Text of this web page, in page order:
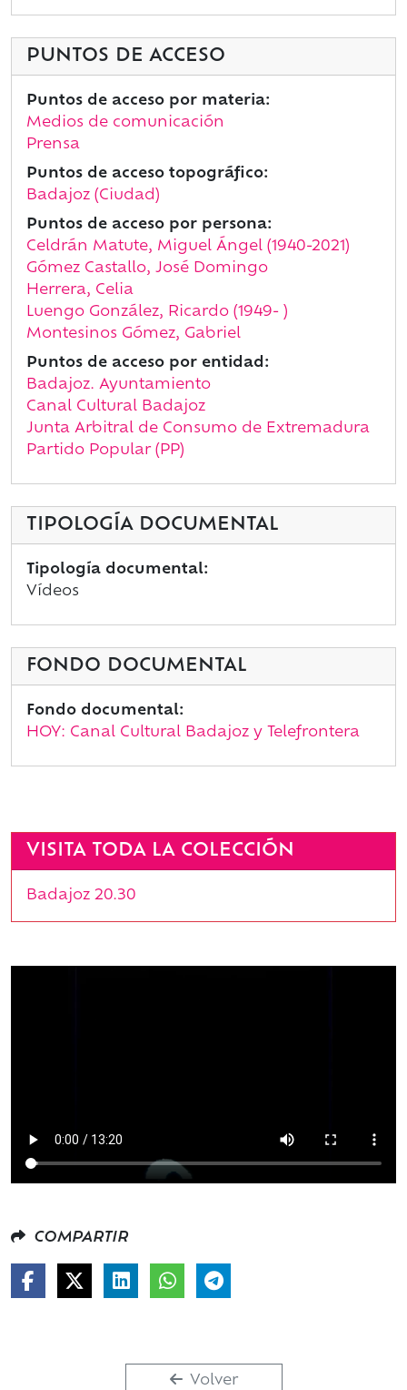
PUNTOS DE ACCESO
Puntos de acceso por materia:
Medios de comunicación
Prensa
Puntos de acceso topográfico:
Badajoz (Ciudad)
Puntos de acceso por persona:
Celdrán Matute, Miguel Ángel (1940-2021)
Gómez Castallo, José Domingo
Herrera, Celia
Luengo González, Ricardo (1949- )
Montesinos Gómez, Gabriel
Puntos de acceso por entidad:
Badajoz. Ayuntamiento
Canal Cultural Badajoz
Junta Arbitral de Consumo de Extremadura
Partido Popular (PP)
TIPOLOGÍA DOCUMENTAL
Tipología documental:
Vídeos
FONDO DOCUMENTAL
Fondo documental:
HOY: Canal Cultural Badajoz y Telefrontera
VISITA TODA LA COLECCIÓN
Badajoz 20.30
COMPARTIR
Volver